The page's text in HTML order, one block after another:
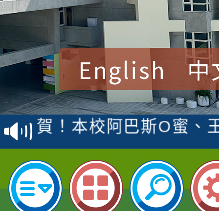
English 中
賀！本校參加桃園市中
賽 洪綺君教師榮獲社
賀！本校阿巴斯O蜜、
名 指導老師王老師、
賀！本校四年二班張O
園市英語競賽國小朗讀
指導老師林老師
賀！本校參加桃園市中
賽 劉文瑛教師榮獲教
賀！本校參與2026世